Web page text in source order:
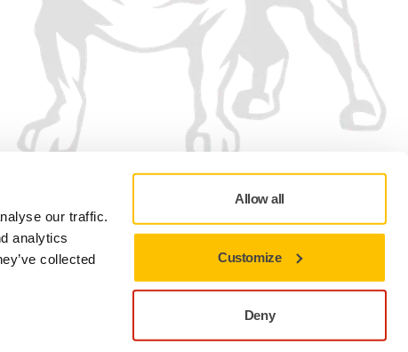
our traffic.
analytics
collected
Allow all
Customize
Deny
Pokud chcete zůstat na aktuální stránce, zavřete toto okno.